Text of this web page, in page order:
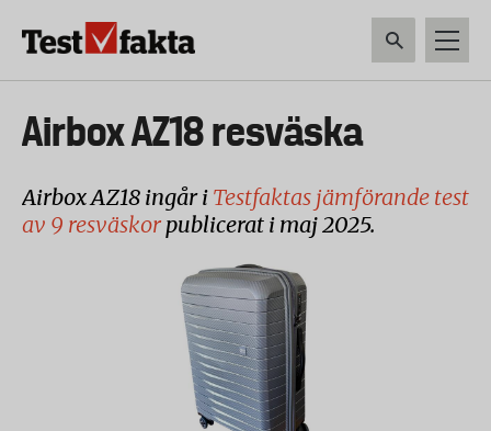
Huvudmeny
ny
Airbox AZ18 resväska
Airbox AZ18 ingår i Testfaktas jämförande test
av 9 resväskorpublicerat i maj 2025.